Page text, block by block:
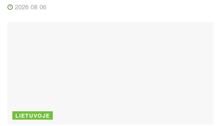
2026 08 06
LIETUVOJE